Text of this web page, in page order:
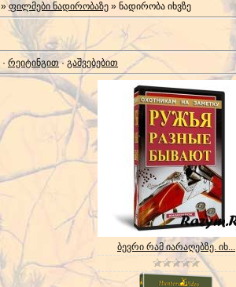
»ფილმები ნადირობაზე » ნადირობა იხვზე
· რეიტინგით· გაშვებებით
ბევრი რამ იარაღებზე. იხ...